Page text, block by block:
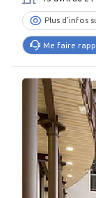
Plus d’infos
Me faire